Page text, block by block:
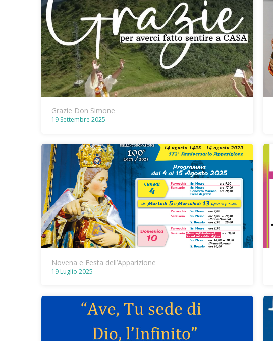
Grazie Don Simone
19 Settembre 2025
Novena e Festa dell’Apparizione
19 Luglio 2025